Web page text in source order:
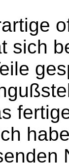
sich